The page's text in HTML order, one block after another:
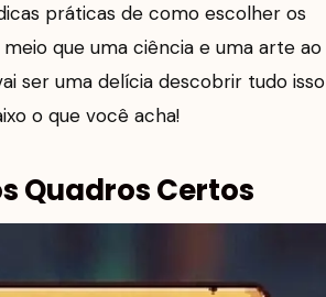
práticas de como escolher os
que uma ciência e uma arte ao
ser uma delícia descobrir tudo isso
o que você acha!
Quadros Certos